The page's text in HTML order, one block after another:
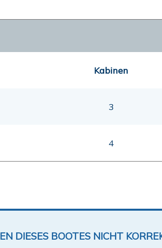
Kabinen
3
4
DIESES BOOTES NICHT